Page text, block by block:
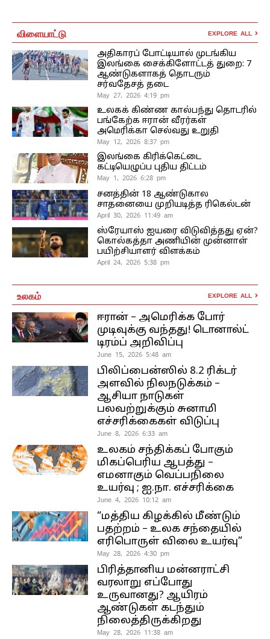
விளையாட்டு EXPLORE ALL
அதிகாரப் போட்டியால் முடங்கிய
இலங்கை சைக்கிளோட்டத் துறை: 7
ஆண்டுகளாகத் தொடரும்
சர்வதேசத் தடை
May 27, 2026 4:19 pm
உலகக் கிண்ண கால்பந்து தொடரில்
பங்கேற்க ஈரான் வீரர்கள்
அமெரிக்கா செல்வது உறுதி
May 12, 2026 8:37 pm
இலங்கை கிரிக்கெட்டை
கட்டியெழுப்ப புதிய திட்டம்
May 1, 2026 6:28 pm
சனத்தின் 18 ஆண்டுகால
சாதனையை முறியடித்த ரிகெல்டன்
April 30, 2026 11:49 am
ஸ்ரேயாஸ் ஐயரை விடுவித்தது ஏன்?
கொல்கத்தா அணியின் முன்னாள்
பயிற்சியாளர் விளக்கம்
April 24, 2026 5:38 pm
உலகம் EXPLORE ALL
ஈரான் – அமெரிக்க போர்
முடிவுக்கு வந்தது! டொனால்ட்
டிரம்ப் அறிவிப்பு
June 15, 2026 5:48 am
பிலிப்பைன்ஸில் 8.2 ரிக்டர்
அளவில் நிலநடுக்கம் –
ஆசியா நாடுகள்
பலவற்றுக்கும் சுனாமி
எச்சரிக்கைகள் விடுப்பு
June 8, 2026 6:33 am
உலகம் சந்திக்கப் போகும்
மிகப்பெரிய ஆபத்து –
எமனாகும் வெப்பநிலை
உயர்வு ; ஐ.நா. எச்சரிக்கை
June 4, 2026 10:12 am
“மத்திய கிழக்கில் மீண்டும்
பதற்றம் – உலக சந்தையில்
எரிபொருள் விலை உயர்வு”
May 28, 2026 4:30 pm
பிரித்தானிய மன்னராட்சி
வரலாறு எப்போது
உருவானது? ஆயிரம்
ஆண்டுகள் கடந்தும்
நிலைத்திருக்கிறது
May 28, 2026 11:38 am